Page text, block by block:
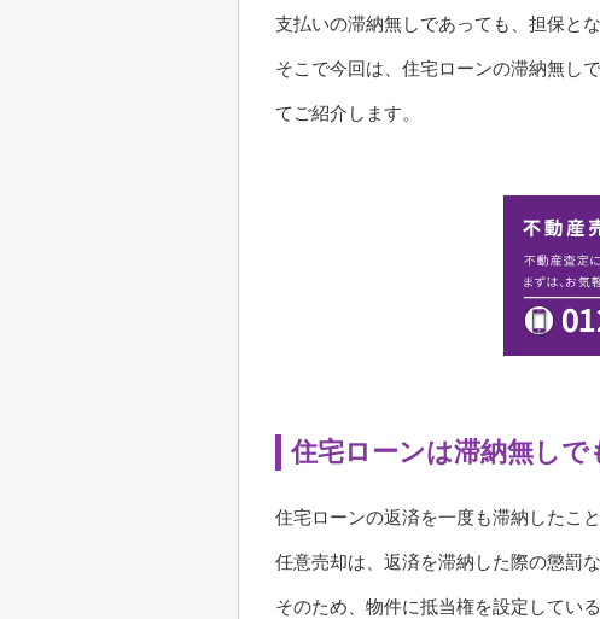
支払いの滞納無しであっても、担保と
そこで今回は、住宅ローンの滞納無し
てご紹介します。
住宅ローンは滞納無し
住宅ローンの返済を一度も滞納したこ
任意売却は、返済を滞納した際の懲罰
そのため、物件に抵当権を設定してい